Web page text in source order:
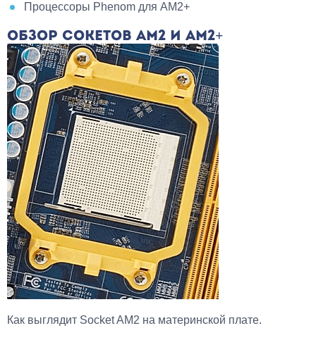
Процессоры Phenom для AM2+
ОБЗОР СОКЕТОВ AM2 И AM2+
Как выглядит Socket AM2 на материнской плате.